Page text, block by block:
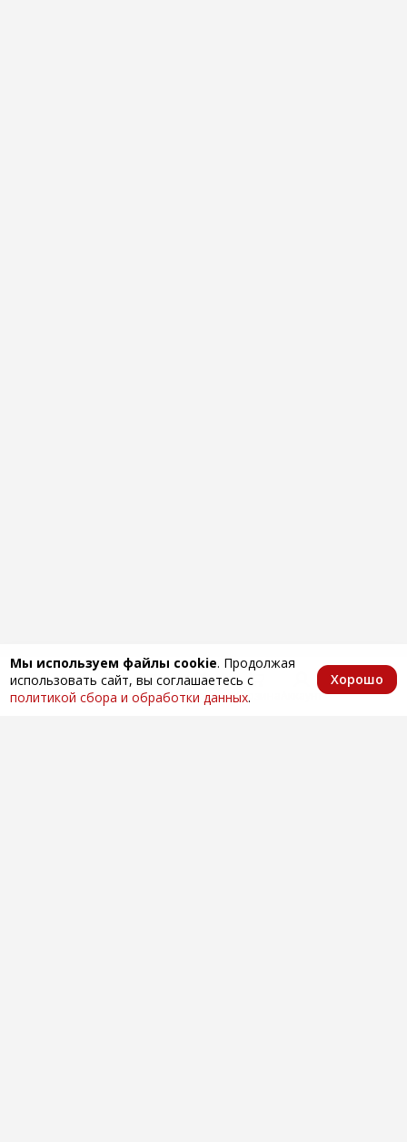
Мы используем файлы cookie. Продолжая
использовать сайт, вы соглашаетесь с
политикой сбора и обработки данных.
Хорошо
Главная КаталогИзбранноеКорзина Аккаунт